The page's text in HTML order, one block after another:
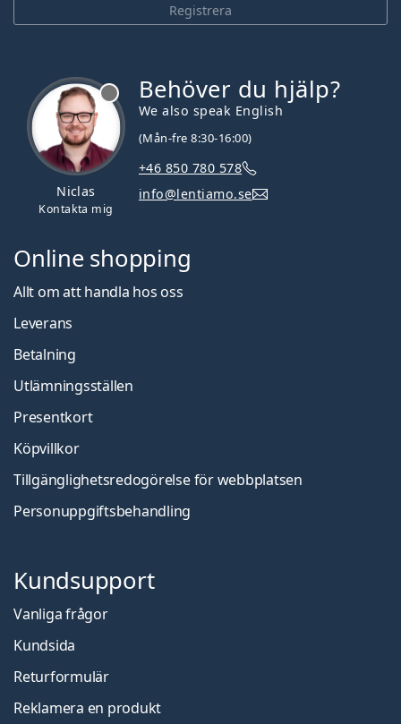
Registrera
Niclas
Kontakta mig
Behöver du hjälp?
We also speak English
(Mån-fre 8:30-16:00)
+46 850 780 578
info@lentiamo.se
Online shopping
Allt om att handla hos oss
Leverans
Betalning
Utlämningsställen
Presentkort
Köpvillkor
Tillgänglighetsredogörelse för webbplatsen
Personuppgiftsbehandling
Kundsupport
Vanliga frågor
Kundsida
Returformulär
Reklamera en produkt